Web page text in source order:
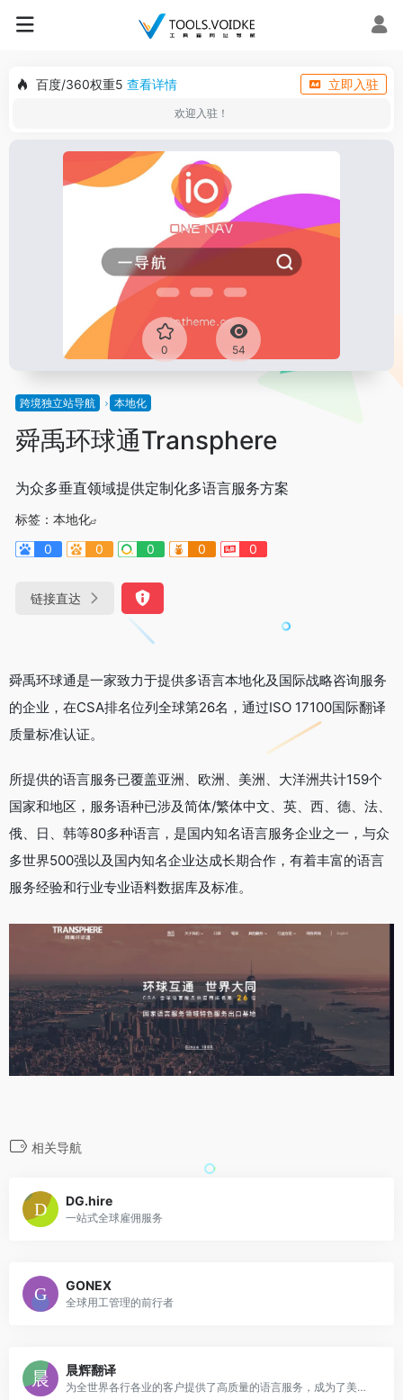
百度/360权重5 查看详情 立即入驻
欢迎入驻！
0 54
跨境独立站导航 本地化
舜禹环球通Transphere
为众多垂直领域提供定制化多语言服务方案
标签： 本地化
0
0 0 0 0
链接直达
舜禹环球通是一家致力于提供多语言本地化及国际战略咨询服务
的企业，在CSA排名位列全球第26名，通过ISO 17100国际翻译
质量标准认证。
所提供的语言服务已覆盖亚洲、欧洲、美洲、大洋洲共计159个
国家和地区，服务语种已涉及简体/繁体中文、英、西、德、法、
俄、日、韩等80多种语言，是国内知名语言服务企业之一，与众
多世界500强以及国内知名企业达成长期合作，有着丰富的语言
服务经验和行业专业语料数据库及标准。
相关导航
DG.hire
一站式全球雇佣服务
GONEX
全球用工管理的前行者
晨辉翻译
为全世界各行各业的客户提供了高质量的语言服务，成为了美国翻译协会 ATA 和中国翻译协会 TAC 的会员单位，并通过了ISO 9001认证